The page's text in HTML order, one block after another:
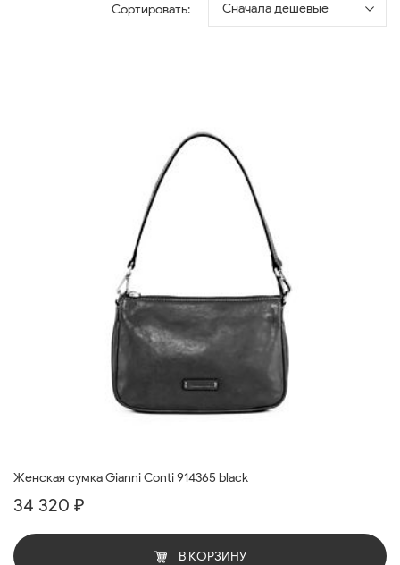
Сортировать: Сначала дешёвые
Женская сумка Gianni Conti 914365 black
34 320 ₽
В КОРЗИНУ